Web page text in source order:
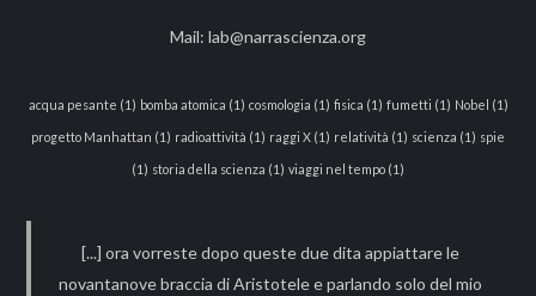
Mail: lab@narrascienza.org
acqua pesante (1) bomba atomica (1) cosmologia (1) fisica (1) fumetti (1) Nobel (1)
progetto Manhattan (1) radioattività (1) raggi X (1) relatività (1) scienza (1) spie
(1) storia della scienza (1) viaggi nel tempo (1)
[...] ora vorreste dopo queste due dita appiattare le
novantanove braccia di Aristotele e parlando solo del mio